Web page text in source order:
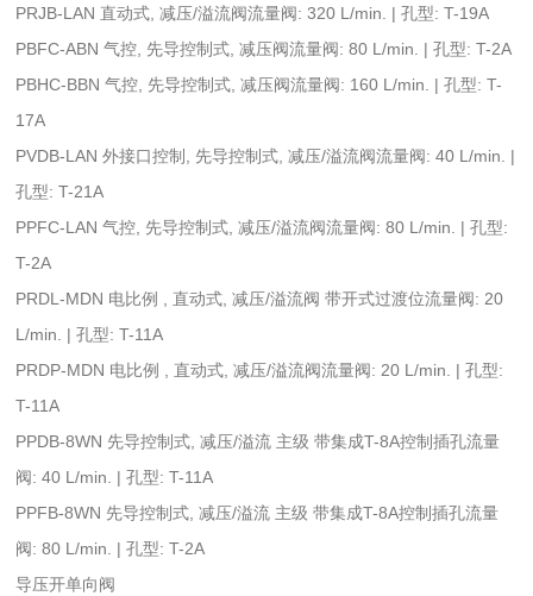
PRJB-LAN 直动式, 减压/溢流阀流量阀: 320 L/min. | 孔型: T-19A
PBFC-ABN 气控, 先导控制式, 减压阀流量阀: 80 L/min. | 孔型: T-2A
PBHC-BBN 气控, 先导控制式, 减压阀流量阀: 160 L/min. | 孔型: T-
17A
PVDB-LAN 外接口控制, 先导控制式, 减压/溢流阀流量阀: 40 L/min. |
孔型: T-21A
PPFC-LAN 气控, 先导控制式, 减压/溢流阀流量阀: 80 L/min. | 孔型:
T-2A
PRDL-MDN 电比例 , 直动式, 减压/溢流阀 带开式过渡位流量阀: 20
L/min. | 孔型: T-11A
PRDP-MDN 电比例 , 直动式, 减压/溢流阀流量阀: 20 L/min. | 孔型:
T-11A
PPDB-8WN 先导控制式, 减压/溢流 主级 带集成T-8A控制插孔流量
阀: 40 L/min. | 孔型: T-11A
PPFB-8WN 先导控制式, 减压/溢流 主级 带集成T-8A控制插孔流量
阀: 80 L/min. | 孔型: T-2A
导压开单向阀